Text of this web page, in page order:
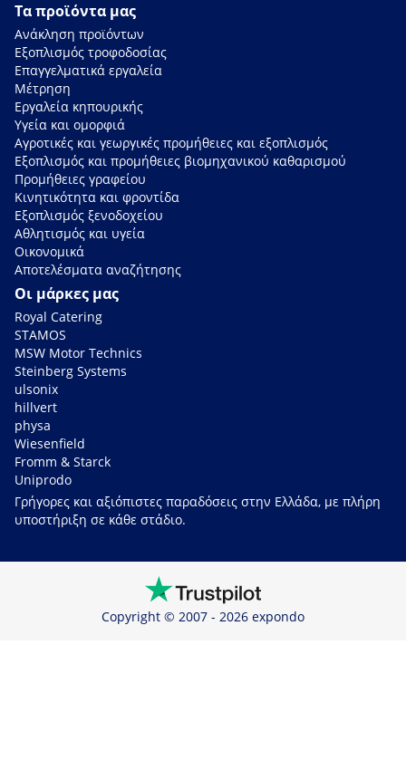
Τα προϊόντα μας
Ανάκληση προϊόντων
Εξοπλισμός τροφοδοσίας
Επαγγελματικά εργαλεία
Μέτρηση
Εργαλεία κηπουρικής
Υγεία και ομορφιά
Αγροτικές και γεωργικές προμήθειες και εξοπλισμός
Εξοπλισμός και προμήθειες βιομηχανικού καθαρισμού
Προμήθειες γραφείου
Κινητικότητα και φροντίδα
Εξοπλισμός ξενοδοχείου
Αθλητισμός και υγεία
Οικονομικά
Αποτελέσματα αναζήτησης
Οι μάρκες μας
Royal Catering
STAMOS
MSW Motor Technics
Steinberg Systems
ulsonix
hillvert
physa
Wiesenfield
Fromm & Starck
Uniprodo
Γρήγορες και αξιόπιστες παραδόσεις στην Ελλάδα, με πλήρη
υποστήριξη σε κάθε στάδιο.
Copyright © 2007 - 2026 expondo